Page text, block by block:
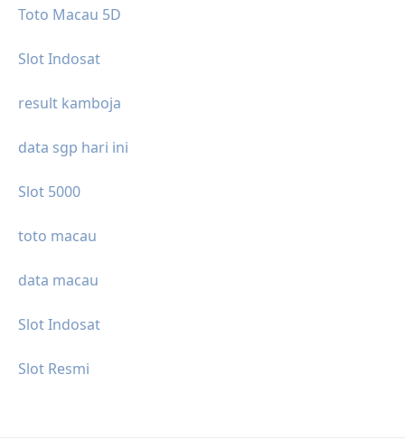
Toto Macau 5D
Slot Indosat
result kamboja
data sgp hari ini
Slot 5000
toto macau
data macau
Slot Indosat
Slot Resmi